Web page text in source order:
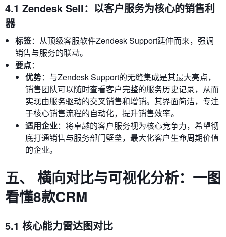
4.1 Zendesk Sell：以客户服务为核心的销售利
器
标签：从顶级客服软件Zendesk Support延伸而来，强调
销售与服务的联动。
要点：
优势：与Zendesk Support的无缝集成是其最大亮点，
销售团队可以随时查看客户完整的服务历史记录，从而
实现由服务驱动的交叉销售和增销。其界面简洁，专注
于核心销售流程的自动化，提升销售效率。
适用企业：将卓越的客户服务视为核心竞争力，希望彻
底打通销售与服务部门壁垒，最大化客户生命周期价值
的企业。
五、 横向对比与可视化分析：一图
看懂8款CRM
5.1 核心能力雷达图对比